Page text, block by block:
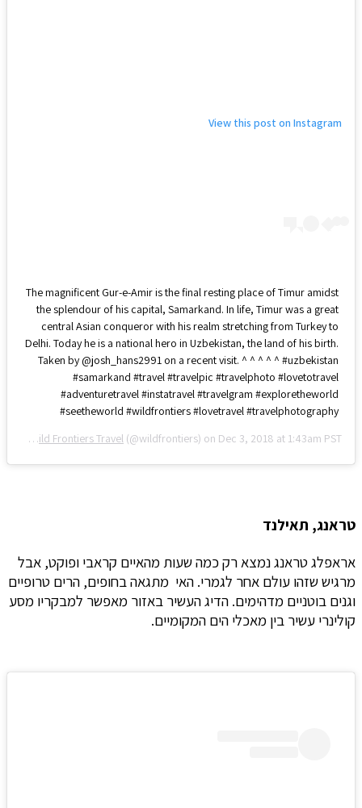
View this post on Instagram
The magnificent Gur-e-Amir is the final resting place of Timur amidst
the splendour of his capital, Samarkand. In life, Timur was a great
central Asian conqueror with his realm stretching from Turkey to
Delhi. Today he is a national hero in Uzbekistan, the land of his birth.
Taken by @josh_hans2991 on a recent visit. ^ ^ ^ ^ ^ #uzbekistan
#samarkand #travel #travelpic #travelphoto #lovetotravel
#adventuretravel #instatravel #travelgram #exploretheworld
#seetheworld #wildfrontiers #lovetravel #travelphotography
by
Wild Frontiers Travel (@wildfrontiers) on Dec 3, 2018 at 1:43am PST
טראנג, תאילנד
אראפלג טראנג נמצא רק כמה שעות מהאיים קראבי ופוקט, אבל
מרגיש שזהו עולם אחר לגמרי. האי מתגאה בחופים, הרים טרופיים
וגנים בוטניים מדהימים. הדיג העשיר באזור מאפשר למבקריו מסע
קולינרי עשיר בין מאכלי הים המקומיים.